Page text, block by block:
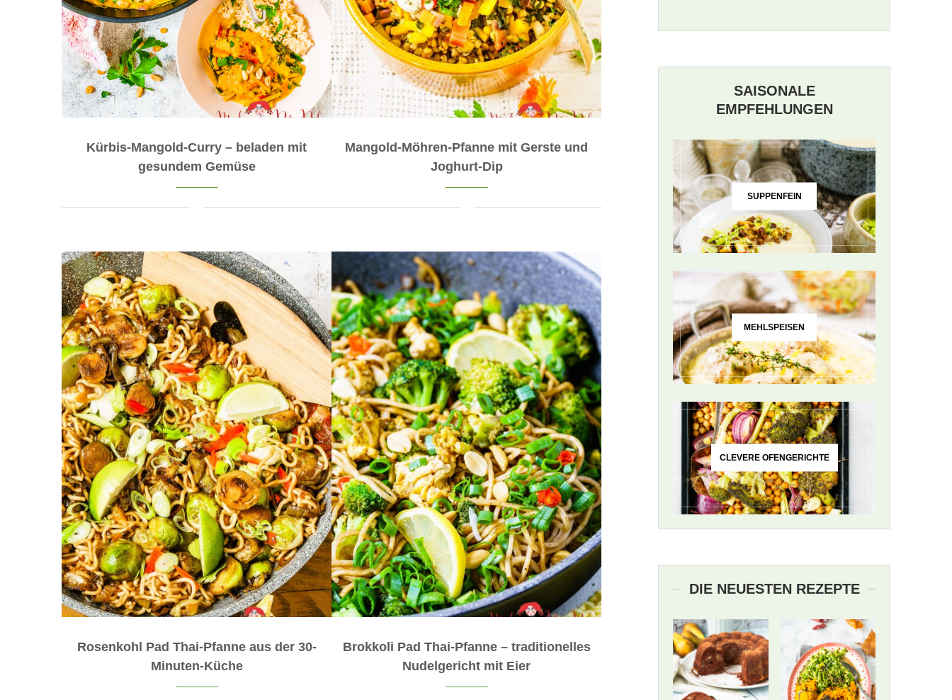
Kürbis-Mangold-Curry – beladen mit
gesundem Gemüse
Mangold-Möhren-Pfanne mit Gerste und
Joghurt-Dip
Rosenkohl Pad Thai-Pfanne aus der 30-
Minuten-Küche
Brokkoli Pad Thai-Pfanne – traditionelles
Nudelgericht mit Eier
SAISONALE
EMPFEHLUNGEN
SUPPENFEIN
MEHLSPEISEN
CLEVERE OFENGERICHTE
DIE NEUESTEN REZEPTE